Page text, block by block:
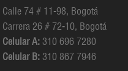
Calle 74 # 11-98, Bogotá
Carrera 26 # 72-10, Bogotá
Celular A: 310 696 7280
Celular B: 310 867 7946